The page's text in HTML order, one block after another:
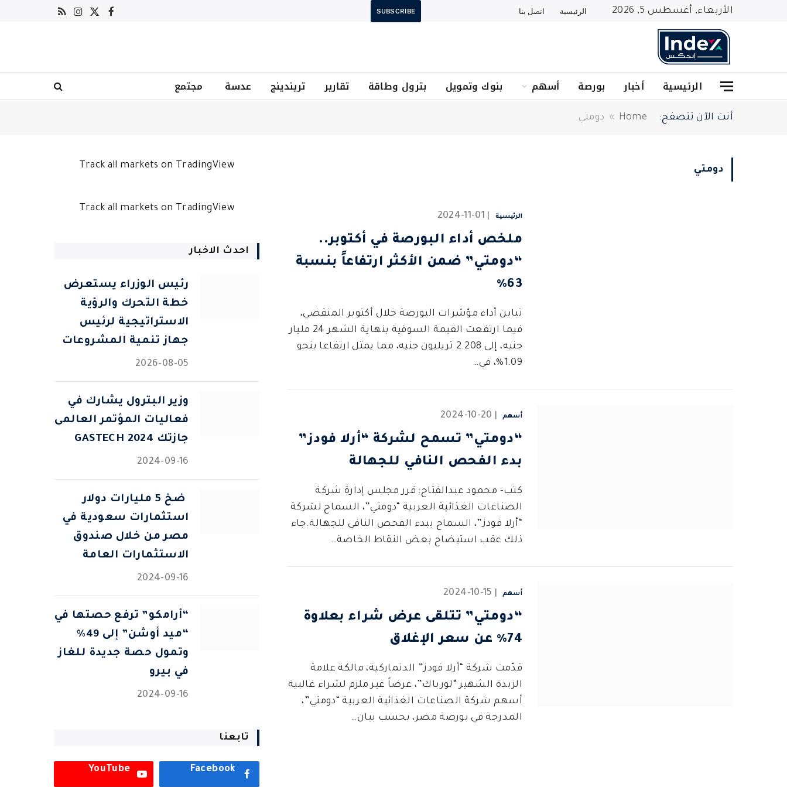
الأربعاء, أغسطس 5, 2026 الرئيسية اتصل بنا SUBSCRIBE
فيسبوك
X
الانستغرام
RSS
الرئيسية أخبار بورصة أسهم بنوك وتمويل بترول وطاقة تقارير تريندينج عدسة مجتمع
أنت الآن تتصفح: Home
» دومتي
دومتي
الرئيسية 2024-11-01
ملخص أداء البورصة في أكتوبر..
“دومتي” ضمن الأكثر ارتفاعاً بنسبة
63%
تباين أداء مؤشرات البورصة خلال أكتوبر المنقضي،
فيما ارتفعت القيمة السوقية بنهاية الشهر 24 مليار
جنيه، إلى 2.208 تريليون جنيه، مما يمثل ارتفاعا بنحو
1.09%، في…
أسهم 2024-10-20
“دومتي” تسمح لشركة “أرلا فودز”
بدء الفحص النافي للجهالة
كتب- محمود عبدالفتاح: قرر مجلس إدارة شركة
الصناعات الغذائية العربية “دومتي”، السماح لشركة
“أرلا فودز”، السماح ببدء الفحص النافي للجهالة.جاء
ذلك عقب استيضاح بعض النقاط الخاصة…
أسهم 2024-10-15
“دومتي” تتلقى عرض شراء بعلاوة
74% عن سعر الإغلاق
قدّمت شركة “أرلا فودز” الدنماركية، مالكة علامة
الزبدة الشهير “لورباك”، عرضاً غير ملزم لشراء غالبية
أسهم شركة الصناعات الغذائية العربية “دومتي”،
المدرجة في بورصة مصر، بحسب بيان…
Track all markets on TradingView
Track all markets on TradingView
احدث الاخبار
رئيس الوزراء يستعرض
خطة التحرك والرؤية
الاستراتيجية لرئيس
جهاز تنمية المشروعات
2026-08-05
وزير البترول يشارك في
فعاليات المؤتمر العالمى
جازتك 2024 GASTECH
2024-09-16
⁠ ضخ 5 مليارات دولار
استثمارات سعودية في
مصر من خلال صندوق
الاستثمارات العامة
2024-09-16
“أرامكو” ترفع حصتها في
“ميد أوشن” إلى 49%
وتمول حصة جديدة للغاز
في بيرو
2024-09-16
تابعنا
Facebook
YouTube